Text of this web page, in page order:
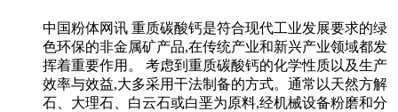
中国粉体网讯 重质碳酸钙是符合现代工业发展要求的绿
色环保的非金属矿产品,在传统产业和新兴产业领域都发
挥着重要作用。 考虑到重质碳酸钙的化学性质以及生产
效率与效益,大多采用干法制备的方式。通常以天然方解
石、大理石、白云石或白垩为原料,经机械设备粉磨和分